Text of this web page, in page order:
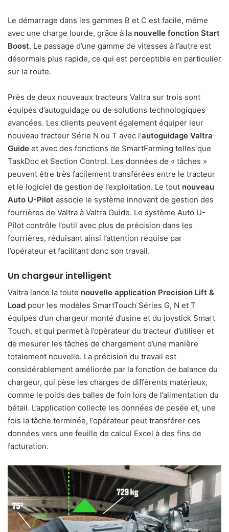
Le démarrage dans les gammes B et C est facile, même
avec une charge lourde, grâce à la nouvelle fonction Start
Boost. Le passage d’une gamme de vitesses à l’autre est
désormais plus rapide, ce qui est perceptible en particulier
sur la route.
Près de deux nouveaux tracteurs Valtra sur trois sont
équipés d’autoguidage ou de solutions technologiques
avancées. Les clients peuvent également équiper leur
nouveau tracteur Série N ou T avec l’autoguidage Valtra
Guide et avec des fonctions de SmartFarming telles que
TaskDoc et Section Control. Les données de « tâches »
peuvent être très facilement transférées entre le tracteur
et le logiciel de gestion de l’exploitation. Le tout nouveau
Auto U-Pilot associe le système innovant de gestion des
fourrières de Valtra à Valtra Guide. Le système Auto U-
Pilot contrôle l’outil avec plus de précision dans les
fourrières, réduisant ainsi l’attention requise par
l’opérateur et facilitant donc son travail.
Un chargeur intelligent
Valtra lance la toute nouvelle application Precision Lift &
Load pour les modèles SmartTouch Séries G, N et T
équipés d’un chargeur monté d’usine et du joystick Smart
Touch, et qui permet à l’opérateur du tracteur d’utiliser et
de mesurer les tâches de chargement d’une manière
totalement nouvelle. La précision du travail est
considérablement améliorée par la fonction de balance du
chargeur, qui pèse les charges de différents matériaux,
comme le poids des balles de foin lors de l’alimentation du
bétail. L’application collecte les données de pesée et, une
fois la tâche terminée, l’opérateur peut transférer ces
données vers une feuille de calcul Excel à des fins de
facturation.